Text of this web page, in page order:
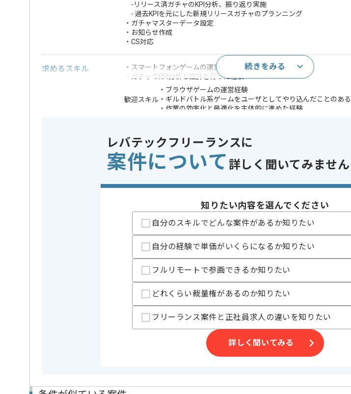
-リリース済ガチャのKPI分析、振り返り実施
- 過去KPIを元にした新規リリースガチャのプランニング
・ガチャマスターデータ設定
・お知らせ作成
・CS対応
求めるスキル
・スマートフォンゲームの運営プランナー経験(3年以上)
・ガチャのKPI分析と設計を行った経験
歓迎スキル
・ブラウザゲームの運営経験
・ギルドバトル系ゲームをユーザとしてやり込んだことのあ
・作業の効率化と最適化を主体的に進めた経験
この案件のポイント 業界
ソーシャルゲーム
業務内容
ゲーム開発
特徴
20代活躍中 , 30代活躍中 , ゲーム好き歓迎
精算基準時間
140時間〜180時間
支払いサイト
15日
グローバルに展開している、急成長中の企業です。
ソーシャルゲームからBtoB向けモバイルシステムまで、
幅広く開発を行なっております。
事業拡大に伴い、メンバーの増員となりました。
続きをみる
レバテックフリーランスに
案件について 詳しく聞いてみません
知りたい内容を選んでください
自分のスキルでどんな案件があるか知りたい
自分の経験で単価がいくらになるか知りたい
フルリモートで参画できるか知りたい
どれくらい裁量権があるのか知りたい
フリーランス案件と正社員求人の違いを知りたい
詳しく聞いてみる